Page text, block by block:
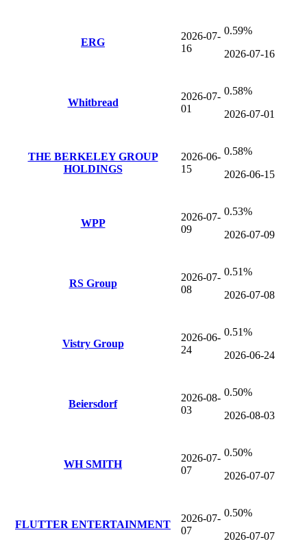
ERG
2026-07-
16
0.59%
2026-07-16
Whitbread
2026-07-
01
0.58%
2026-07-01
THE BERKELEY GROUP
HOLDINGS
2026-06-
15
0.58%
2026-06-15
WPP
2026-07-
09
0.53%
2026-07-09
RS Group
2026-07-
08
0.51%
2026-07-08
Vistry Group
2026-06-
24
0.51%
2026-06-24
Beiersdorf
2026-08-
03
0.50%
2026-08-03
WH SMITH
2026-07-
07
0.50%
2026-07-07
FLUTTER ENTERTAINMENT
2026-07-
07
0.50%
2026-07-07